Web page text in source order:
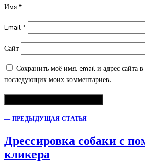
Имя *
Email *
Сайт
Сохранить моё имя, email и адрес сайта в
последующих моих комментариев.
— ПРЕДЫДУЩАЯ СТАТЬЯ
Дрессировка собаки с
кликера